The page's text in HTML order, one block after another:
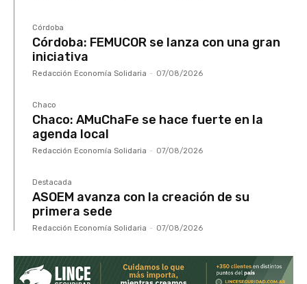
Córdoba
Córdoba: FEMUCOR se lanza con una gran
iniciativa
Redacción Economía Solidaria - 07/08/2026
Chaco
Chaco: AMuChaFe se hace fuerte en la
agenda local
Redacción Economía Solidaria - 07/08/2026
Destacada
ASOEM avanza con la creación de su
primera sede
Redacción Economía Solidaria - 07/08/2026